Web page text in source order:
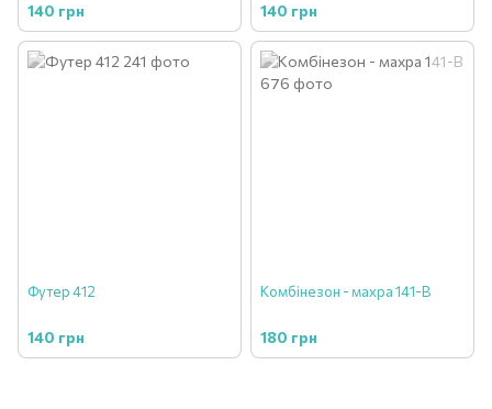
140 грн 140 грн
Футер 412
140 грн
Комбінезон - махра 141-В
180 грн